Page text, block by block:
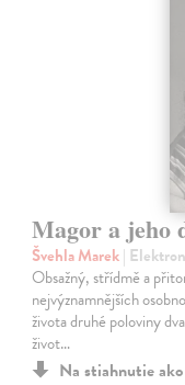
Magor a jeho
Švehla Marek|
Obsažný, střídmě a
nejvýznamnějších
života druhé poloviny
život…
Na stiahnutie ako